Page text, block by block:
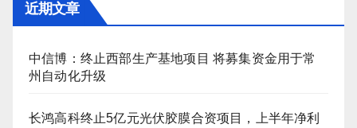
近期文章
中信博：终止西部生产基地项目 将募集资金用于常
州自动化升级
长鸿高科终止5亿元光伏胶膜合资项目，上半年净利